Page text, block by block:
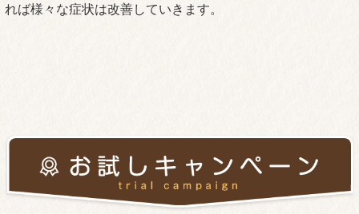
れば様々な症状は改善していきます。